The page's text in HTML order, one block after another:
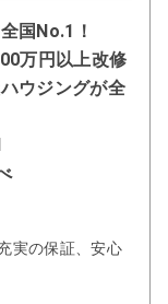
国No.1！
万円以上改修
ウジングが全
実の保証、安心